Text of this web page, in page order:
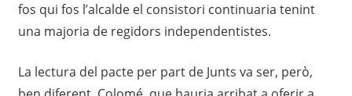
fos qui fos l’alcalde el consistori continuaria tenint
una majoria de regidors independentistes.
La lectura del pacte per part de Junts va ser, però,